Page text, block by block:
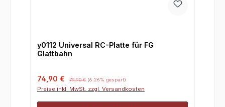
y0112 Universal RC-Platte für FG
Glattbahn
Verkaufspreis:
74,90 € 79,90 € (6.26% gespart)
Preise inkl. MwSt. zzgl. Versandkosten